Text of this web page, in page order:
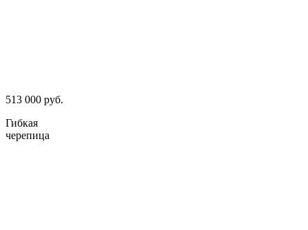
513 000 руб.
Гибкая
черепица